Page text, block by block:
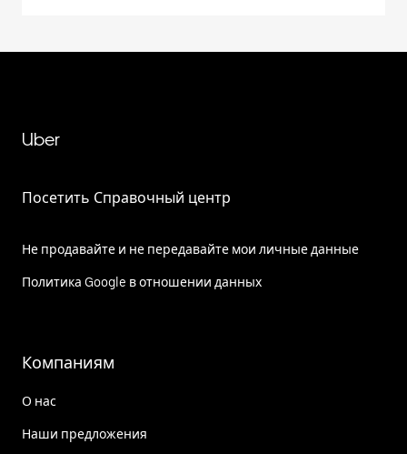
Uber
Посетить Справочный центр
Не продавайте и не передавайте мои личные данные
Политика Google в отношении данных
Компаниям
О нас
Наши предложения